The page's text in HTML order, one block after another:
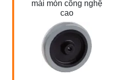
mài mòn công nghệ
cao